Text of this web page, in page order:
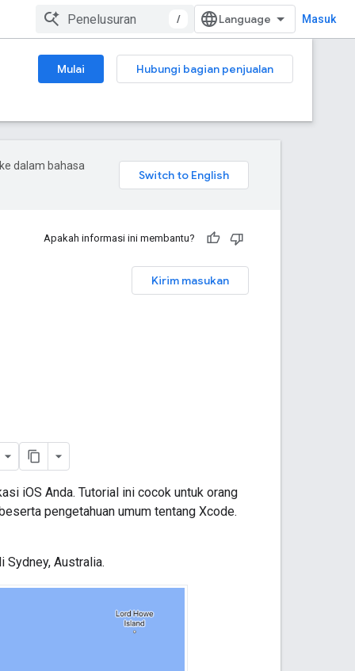
/ Masuk
Mulai Hubungi bagian penjualan
dalam bahasa
Apakah informasi ini membantu?
Kirim masukan
iOS Anda. Tutorial ini cocok untuk orang
pengetahuan umum tentang Xcode.
Sydney, Australia.